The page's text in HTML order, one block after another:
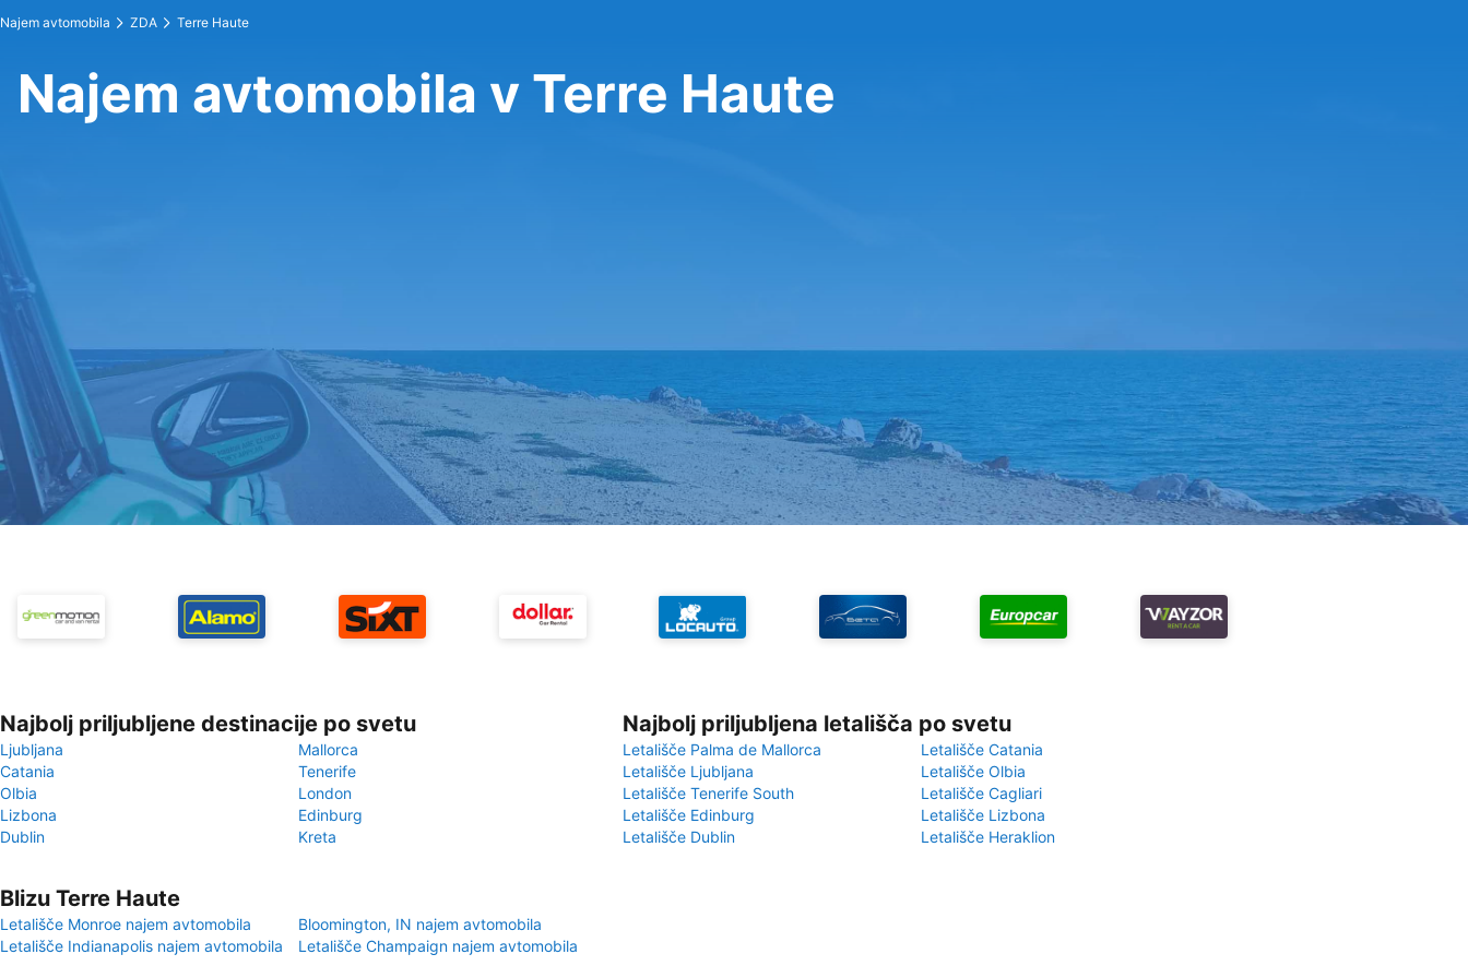
Najem avtomobila ZDA Terre Haute
Najem avtomobila v Terre Haute
Najbolj priljubljene destinacije po svetu
Ljubljana
Mallorca
Catania
Tenerife
Olbia
London
Lizbona
Edinburg
Dublin
Kreta
Najbolj priljubljena letališča po svetu
Letališče Palma de Mallorca
Letališče Catania
Letališče Ljubljana
Letališče Olbia
Letališče Tenerife South
Letališče Cagliari
Letališče Edinburg
Letališče Lizbona
Letališče Dublin
Letališče Heraklion
Blizu Terre Haute
Letališče Monroe najem avtomobila
Bloomington, IN najem avtomobila
Letališče Indianapolis najem avtomobila
Letališče Champaign najem avtomobila